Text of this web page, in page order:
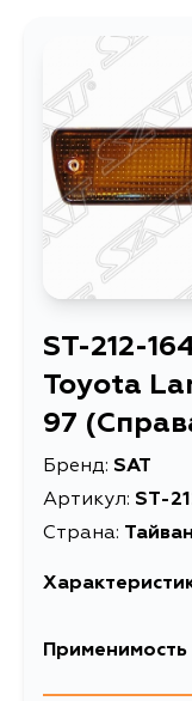
ST-212-
Toyota
97
Бренд: SAT
Артикул: ST-
Страна:
Применимость